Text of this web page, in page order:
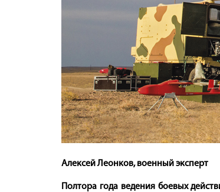
Алексей Леонков, военный эксперт
Полтора года ведения боевых